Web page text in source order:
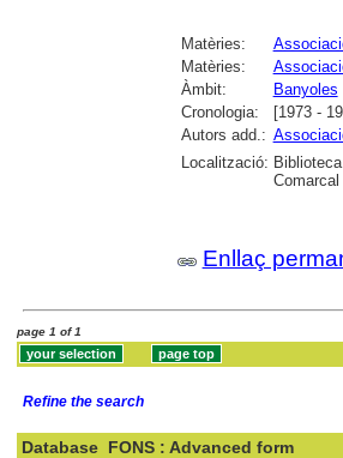
Matèries:
Matèries:
Àmbit:
Banyoles
Cronologia:
[1973 -
Autors add.:
Localització:
Enllaç
page 1 of 1
Refine the search
Database FONS : Advanced form